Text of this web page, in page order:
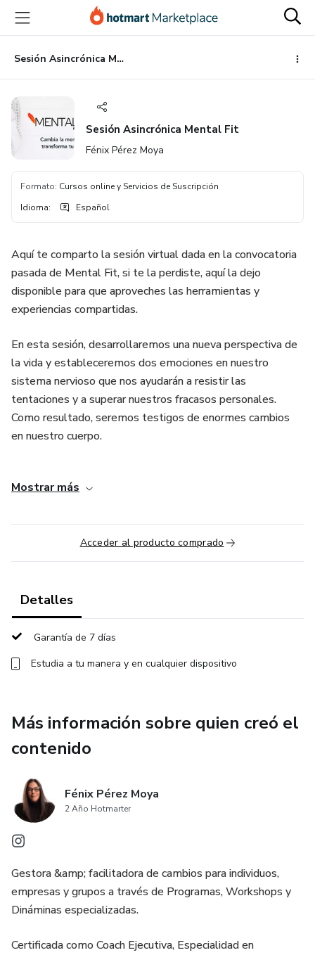
principal
página
de
página
Sesión Asincrónica Mental Fit
Sesión Asincrónica Mental Fit
Fénix Pérez Moya
Formato: Cursos online y Servicios de Suscripción
Idioma: Español
Aquí te comparto la sesión virtual dada en la convocatoria
pasada de Mental Fit, si te la perdiste, aquí la dejo
disponible para que aproveches las herramientas y
experiencias compartidas.
En esta sesión, desarrollaremos una nueva perspectiva de
la vida y estableceremos dos emociones en nuestro
sistema nervioso que nos ayudarán a resistir las
tentaciones y a superar nuestros fracasos personales.
Como resultado, seremos testigos de enormes cambios
en nuestro cuerpo.
alternativas hacia nosotros mismos y nuestros cuerpos, un
con la comida, más libertad para las actividades sociales, y
que seremos capaces de dejar de centrarnos en nuestro
cuerpo. Imaginamos un futuro sin limitaciones corporales.
Mostrar más
Acceder al producto comprado
Detalles
Garantía de 7 días
Estudia a tu manera y en cualquier dispositivo
Más información sobre quien creó el
contenido
Fénix Pérez Moya
2 Año Hotmarter
Gestora &amp; facilitadora de cambios para individuos,
empresas y grupos a través de Programas, Workshops y
Dináminas especializadas.
Certificada como Coach Ejecutiva, Especialidad en